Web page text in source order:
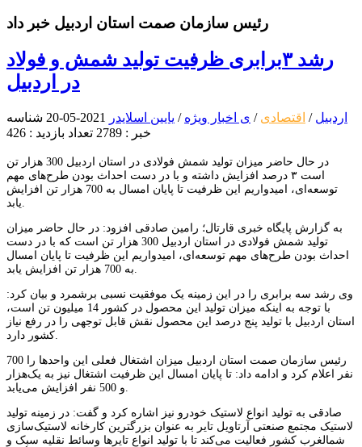
رئیس سازمان صمت استان اردبیل خبر داد
رشد ۳برابری ظرفیت تولید شمش و فولاد
در اردبیل
اردبیل / اقتصادی / ی اخبار ویژه / یایین اسلایدر 2021-05-20
شناسه
خبر : 2789
تعداد بازدید : 426
در حال حاضر میزان تولید شمش فولادی در استان اردبیل 300 هزار تن
است ۳ درصد افزایش داشته و با در دست احداث بودن طرح‌های مهم
توسعه‌ای، امیدواریم این ظرفیت تا پایان امسال به 700 هزار تن افزایش
به گزارش پایگاه خبری قارتال؛ رامین صادقی افزود: در حال حاضر میزان
تولید شمش فولادی در استان اردبیل 300 هزار تن است که با در دست
احداث بودن طرح‌های مهم توسعه‌ای، امیدواریم این ظرفیت تا پایان امسال
وی رشد سه برابری را در این زمینه یک موفقیت نسبی برشمرد و بیان کرد:
با توجه به اینکه میزان تولید این محصول در کشور 14 میلیون تن است،
استان اردبیل با تولید پنج درصد این محصول نقش قابل توجهی را در رفع نیاز
رئیس سازمان صمت استان اردبیل میزان اشتغال فعلی این واحدها را 700
نفر اعلام کرد و ادامه داد: تا پایان امسال این ظرفیت اشتغال نیز به یک‌هزار
صادقی به تولید انواع لاستیک خودرو نیز اشاره کرد و گفت:‌ در زمینه تولید
لاستیک مجتمع صنعتی آرتاویل تایر به عنوان بزرگترین کارخانه لاستیک‌سازی
شمالغرب کشور فعالیت می‌کند تا با تولید انواع تایرها وسائط نقلیه سبک و